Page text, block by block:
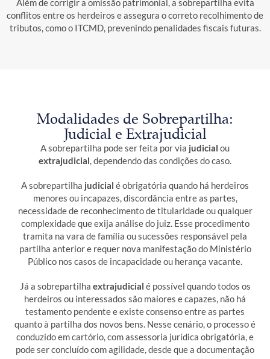
Além de corrigir a omissão patrimonial, a sobrepartilha evita
conflitos entre os herdeiros e assegura o correto recolhimento de
tributos, como o ITCMD, prevenindo penalidades fiscais futuras.
Modalidades de Sobrepartilha:
Judicial e Extrajudicial
A sobrepartilha pode ser feita por via judicial ou
extrajudicial, dependendo das condições do caso.
A sobrepartilha judicial é obrigatória quando há herdeiros
menores ou incapazes, discordância entre as partes,
necessidade de reconhecimento de titularidade ou qualquer
complexidade que exija análise do juiz. Esse procedimento
tramita na vara de família ou sucessões responsável pela
partilha anterior e requer nova manifestação do Ministério
Público nos casos de incapacidade ou herança vacante.
Já a sobrepartilha extrajudicial é possível quando todos os
herdeiros ou interessados são maiores e capazes, não há
testamento pendente e existe consenso entre as partes
quanto à partilha dos novos bens. Nesse cenário, o processo é
conduzido em cartório, com assessoria jurídica obrigatória, e
pode ser concluído com agilidade, desde que a documentação